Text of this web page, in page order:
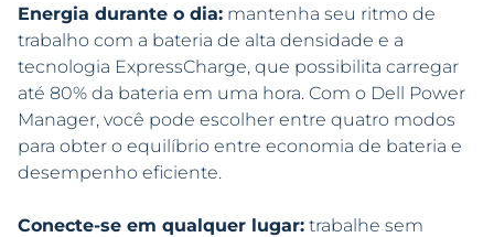
Energia durante o dia: mantenha seu ritmo de
trabalho com a bateria de alta densidade e a
tecnologia ExpressCharge, que possibilita carregar
até 80% da bateria em uma hora. Com o Dell Power
Manager, você pode escolher entre quatro modos
para obter o equilíbrio entre economia de bateria e
desempenho eficiente.
Conecte-se em qualquer lugar: trabalhe sem